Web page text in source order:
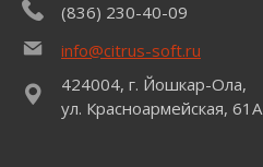
(836) 230-40-09
info@citrus-soft.ru
424004, г. Йошкар-Ола,
ул. Красноармейская, 61А